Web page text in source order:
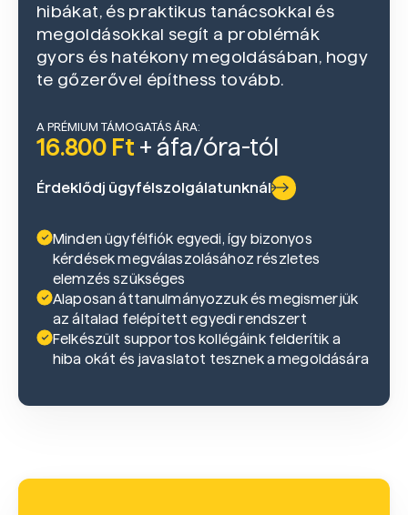
hibákat, és praktikus tanácsokkal és
megoldásokkal segít a problémák
gyors és hatékony megoldásában, hogy
te gőzerővel építhess tovább.
A PRÉMIUM TÁMOGATÁS ÁRA:
16.800 Ft + áfa/óra-tól
Érdeklődj ügyfélszolgálatunknál
Minden ügyfélfiók egyedi, így bizonyos
kérdések megválaszolásához részletes
elemzés szükséges
Alaposan áttanulmányozzuk és megismerjük
az általad felépített egyedi rendszert
Felkészült supportos kollégáink felderítik a
hiba okát és javaslatot tesznek a megoldására